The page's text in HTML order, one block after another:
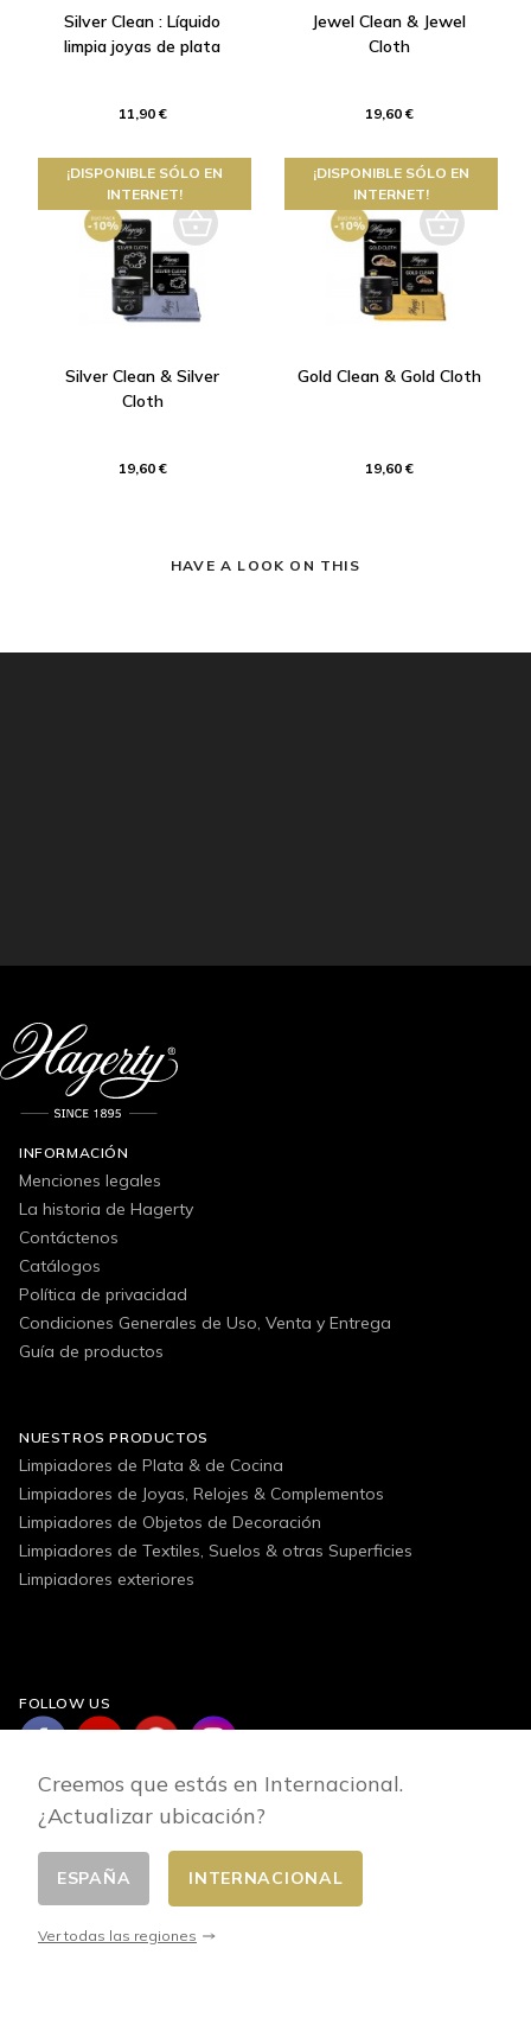
Silver Clean : Líquido
limpia joyas de plata
11,90 €
Jewel Clean & Jewel
Cloth
19,60 €
Silver Clean & Silver
Cloth
19,60 €
¡DISPONIBLE SÓLO EN
INTERNET!
Gold Clean & Gold Cloth
19,60 €
¡DISPONIBLE SÓLO EN
INTERNET!
HAVE A LOOK ON THIS
INFORMACIÓN
Menciones legales
La historia de Hagerty
Contáctenos
Catálogos
Política de privacidad
Condiciones Generales de Uso, Venta y Entrega
Guía de productos
NUESTROS PRODUCTOS
Limpiadores de Plata & de Cocina
Limpiadores de Joyas, Relojes & Complementos
Limpiadores de Objetos de Decoración
Limpiadores de Textiles, Suelos & otras Superficies
Limpiadores exteriores
FOLLOW US
Cambiar pais
Creemos que estás en Internacional.
¿Actualizar ubicación?
ESPAÑA INTERNACIONAL
Ver todas las regiones